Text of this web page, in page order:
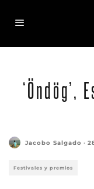
‘Öndög’,
Jacobo Salgado ·
Festivales y premios